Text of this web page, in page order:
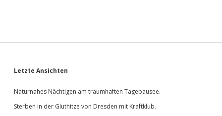
Sidebar
Letzte Ansichten
Naturnahes Nächtigen am traumhaften Tagebausee.
Sterben in der Gluthitze von Dresden mit Kraftklub.